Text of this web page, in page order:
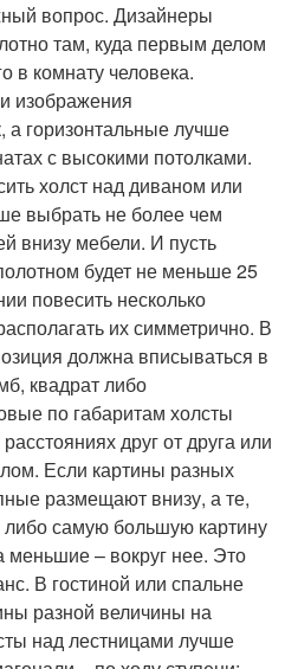
вопрос. Дизайнеры
там, куда первым делом
в комнату человека.
изображения
а горизонтальные лучше
с высокими потолками.
холст над диваном или
выбрать не более чем
внизу мебели. И пусть
будет не меньше 25
повесить несколько
их симметрично. В
должна вписываться в
квадрат либо
по габаритам холсты
друг от друга или
Если картины разных
размещают внизу, а те,
самую большую картину
меньшие – вокруг нее. Это
В гостиной или спальне
разной величины на
над лестницами лучше